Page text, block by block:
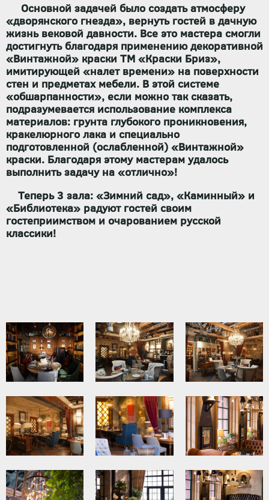
Основной задачей было создать атмосферу
«дворянского гнезда», вернуть гостей в дачную
жизнь вековой давности. Все это мастера смогли
достигнуть благодаря применению декоративной
«Винтажной» краски ТМ «Краски Бриз»,
имитирующей «налет времени» на поверхности
стен и предметах мебели. В этой системе
«обшарпанности», если можно так сказать,
подразумевается использование комплекса
материалов: грунта глубокого проникновения,
кракелюрного лака и специально
подготовленной (ослабленной) «Винтажной»
краски. Благодаря этому мастерам удалось
выполнить задачу на «отлично»!
Теперь 3 зала: «Зимний сад», «Каминный» и
«Библиотека» радуют гостей своим
гостеприимством и очарованием русской
классики!